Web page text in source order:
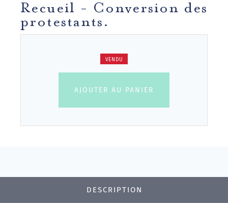
Recueil - Conversion des
protestants.
VENDU
AJOUTER AU PANIER
DESCRIPTION